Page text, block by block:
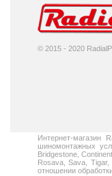
© 2015 - 2020
Интернет-магазин
шиномонтажных
Bridgestone,
Rosava, Sava,
отношении